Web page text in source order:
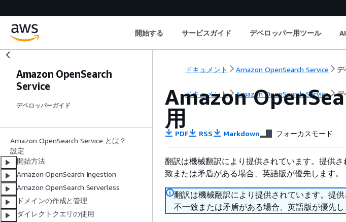
開始する サービスガイド デベロッパー用ツール
Amazon OpenSearch
Service
デベロッパーガイド
Amazon OpenSearch Service とは？
設定
開始方法
Amazon OpenSearch Ingestion
Amazon OpenSearch Serverless
ドメインの作成と管理
ダイレクトクエリの使用
ドキュメント Amazon OpenSearch Service デ
ドキュメント Amazon OpenSearch Service デ
Amazon
用
PDF RSS Markdown フォーカスモード
翻訳は機械翻訳により提供されています。提供
致または矛盾がある場合、英語版が優先します。
翻訳は機械翻訳により提供されています。提
不一致または矛盾がある場合、英語版が優先し